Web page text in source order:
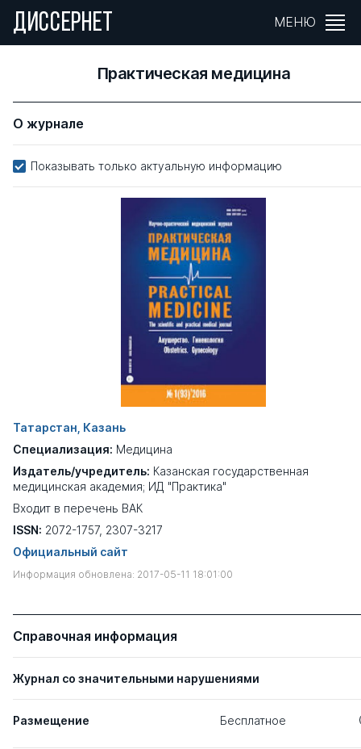
ДИССЕРНЕТ МЕНЮ
Практическая медицина
О журнале
Показывать только актуальную информацию
Татарстан, Казань
Специализация: Медицина
Издатель/учредитель: Казанская государственная
медицинская академия; ИД "Практика"
Входит в перечень ВАК
ISSN: 2072-1757, 2307-3217
Официальный сайт
Информация обновлена: 2017-05-11 18:01:00
Справочная информация
Журнал со значительными нарушениями
Размещение Бесплатное